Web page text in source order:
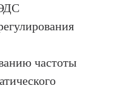
частоты